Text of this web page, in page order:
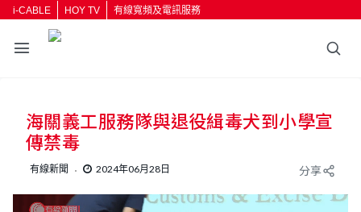
i-CABLE HOY TV 有線寬頻及電訊服務
按輸入鍵開始搜尋
海關義工服務隊與退役緝毒犬到小學宣
傳禁毒
有線新聞 2024年06月28日 分享